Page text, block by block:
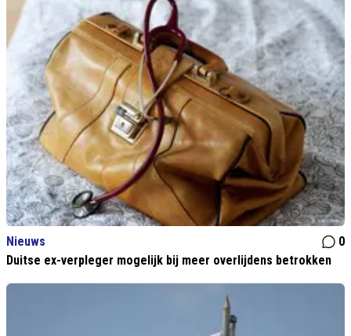
Nieuws
0
Duitse ex-verpleger mogelijk bij meer overlijdens betrokken